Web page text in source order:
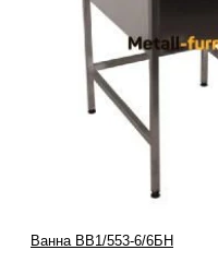
Ванна ВВ1/553-6/6БН